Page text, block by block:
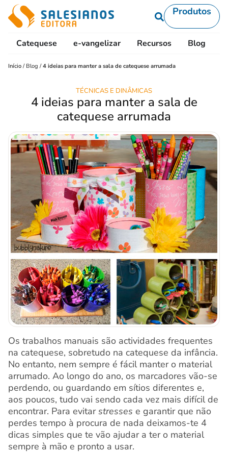
Produtos
Catequese e-vangelizar Recursos Blog
Início / Blog /4 ideias para manter a sala de catequese arrumada
TÉCNICAS E DINÂMICAS
4 ideias para manter a sala de
catequese arrumada
Os trabalhos manuais são actividades frequentes
na catequese, sobretudo na catequese da infância.
No entanto, nem sempre é fácil manter o material
arrumado. Ao longo do ano, os marcadores vão-se
perdendo, ou guardando em sítios diferentes e,
aos poucos, tudo vai sendo cada vez mais difícil de
encontrar. Para evitarstresses e garantir que não
perdes tempo à procura de nada deixamos-te 4
dicas simples que te vão ajudar a ter o material
sempre à mão e pronto a usar.